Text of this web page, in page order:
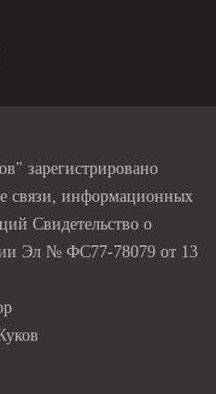
зарегистрировано
связи, информационных
Свидетельство о
Эл № ФС77-78079 от 13